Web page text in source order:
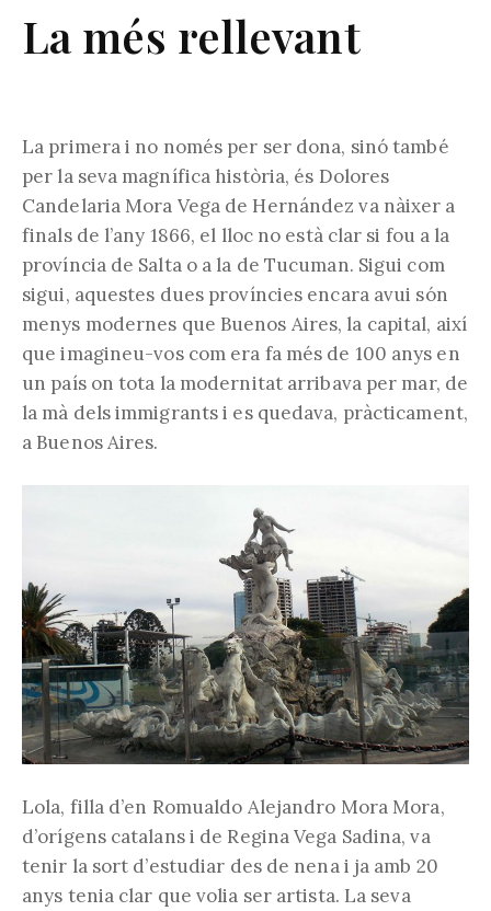
La més rellevant
La primera i no només per ser dona, sinó també
per la seva magnífica història, és Dolores
Candelaria Mora Vega de Hernández va nàixer a
finals de l’any 1866, el lloc no està clar si fou a la
província de Salta o a la de Tucuman. Sigui com
sigui, aquestes dues províncies encara avui són
menys modernes que Buenos Aires, la capital, així
que imagineu-vos com era fa més de 100 anys en
un país on tota la modernitat arribava per mar, de
la mà dels immigrants i es quedava, pràcticament,
a Buenos Aires.
Lola, filla d’en Romualdo Alejandro Mora Mora,
d’orígens catalans i de Regina Vega Sadina, va
tenir la sort d’estudiar des de nena i ja amb 20
anys tenia clar que volia ser artista. La seva